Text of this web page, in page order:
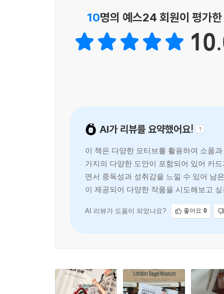
소개된 여러 작품을 조합해 원하는 대로 디자
사용된 모티브로 가방을 뜨는 것도 가능하다. 나
10명의 예스24 회원이 평가
AI가 리뷰를 요약했어요!
이 책은 다양한 모티브를 활용하여 소품
가지의 다양한 도안이 포함되어 있어 카
면서 중독성과 성취감을 느낄 수 있어 남
이 제공되어 다양한 작품을 시도해보고
AI 리뷰가 도움이 되었나요? 좋아요 0